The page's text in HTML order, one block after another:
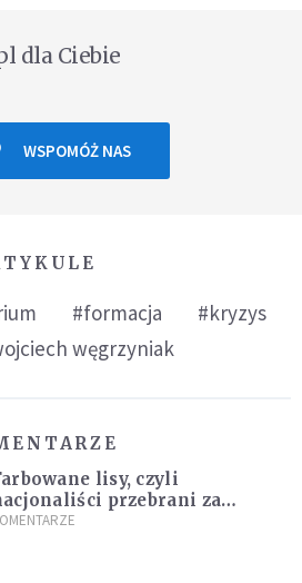
dla Ciebie
WSPOMÓŻ NAS
#formacja
#kryzys
węgrzyniak
lisy, czyli
przebrani za